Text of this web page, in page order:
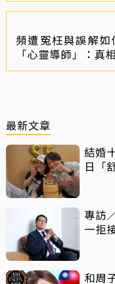
頻遭冤枉與誤解
「心靈導師」：真
最新文章
結婚
日「
專訪
一拒
和周